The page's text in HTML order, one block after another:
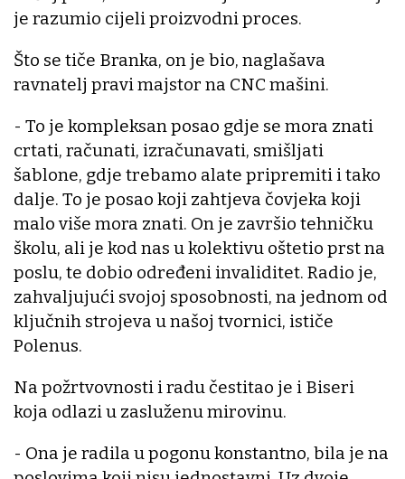
je razumio cijeli proizvodni proces.
Što se tiče Branka, on je bio, naglašava
ravnatelj pravi majstor na CNC mašini.
- To je kompleksan posao gdje se mora znati
crtati, računati, izračunavati, smišljati
šablone, gdje trebamo alate pripremiti i tako
dalje. To je posao koji zahtjeva čovjeka koji
malo više mora znati. On je završio tehničku
školu, ali je kod nas u kolektivu oštetio prst na
poslu, te dobio određeni invaliditet. Radio je,
zahvaljujući svojoj sposobnosti, na jednom od
ključnih strojeva u našoj tvornici, ističe
Polenus.
Na požrtvovnosti i radu čestitao je i Biseri
koja odlazi u zasluženu mirovinu.
- Ona je radila u pogonu konstantno, bila je na